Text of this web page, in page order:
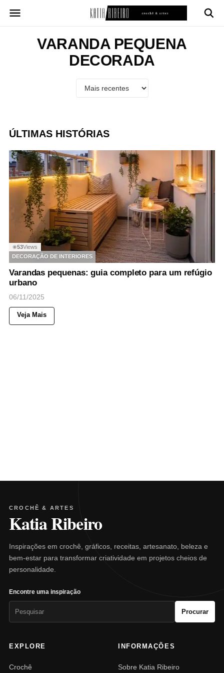
para
VARANDA PEQUENA
DECORADA
ÚLTIMAS HISTÓRIAS
◉53Views
DECORAÇÃO DE INTERIORES
Varandas pequenas: guia completo para um refúgio
urbano
06/11/2025
Veja Mais
CROCHÊ & ARTES
Katia Ribeiro
Inspirações em crochê, gráficos, receitas, artesanato, beleza e
bem-estar para transformar criatividade em projetos cheios de
personalidade.
Encontre uma inspiração
Procurar
EXPLORE
Crochê
INFORMAÇÕES
Sobre Katia Ribeiro